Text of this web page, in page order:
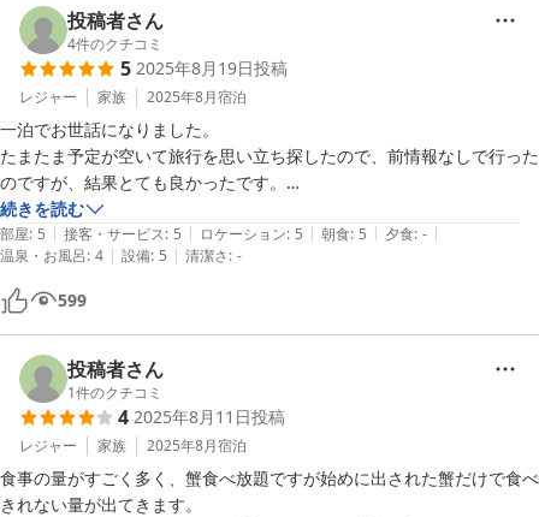
投稿者さん
4件のクチコミ
5 2025年8月19日投稿
レジャー 家族 2025年8月宿泊
一泊でお世話になりました。
たまたま予定が空いて旅行を思い立ち探したので、前情報なしで行った
のですが、結果とても良かったです。
建物の築年数は経っていそうでしたが、どこも清掃が行き届いていて気
持ちよかったですし、スタッフの皆様もとても感じよく、楽しく過ごせ
ました。
お夕飯のカニがとても立派なカニでビックリ！お腹いっぱいいただきま
した。その他のお料理も朝食も全て美味しかったです。
夜は熱海の花火が部屋のベランダから少し見えて、得した気分でした。
ただひとつ残念な点があるとしたら、露天風呂が利用停止だったことく
らいです。
ぜひまた行きたいなと思います。
続きを読む
部屋: 5 | 接客・サービス: 5 | ロケーション: 5 | 朝食: 5 | 夕食: - |
温泉・お風呂: 4 | 設備: 5 | 清潔さ: -
599
投稿者さん
1件のクチコミ
4 2025年8月11日投稿
レジャー 家族 2025年8月宿泊
食事の量がすごく多く、蟹食べ放題ですが始めに出された蟹だけで食べ
きれない量が出てきます。